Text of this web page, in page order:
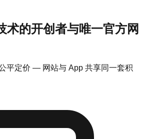
术的开创者与唯一官方网
平定价 — 网站与 App 共享同一套积